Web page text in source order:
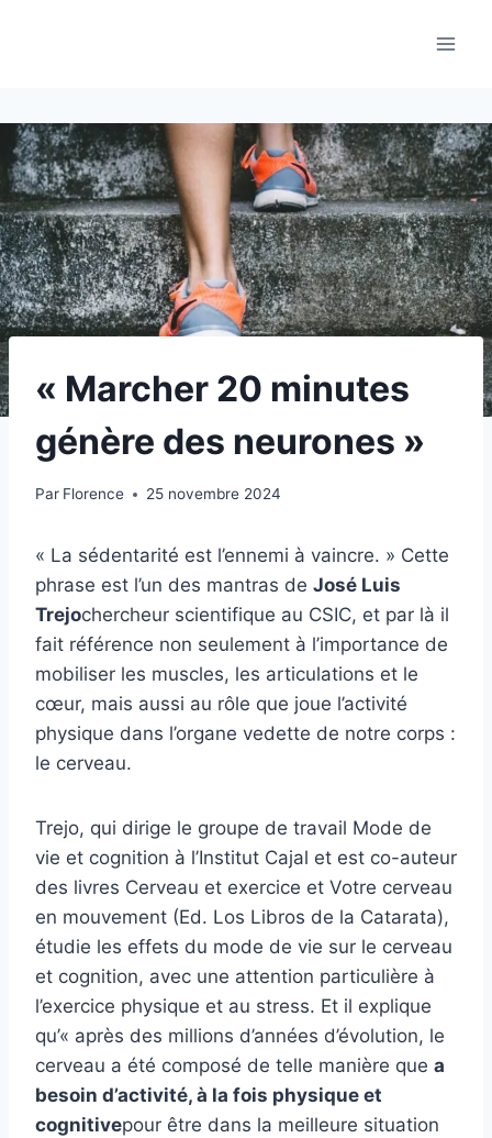
« Marcher 20 minutes
génère des neurones »
Par Florence 25 novembre 2024
« La sédentarité est l’ennemi à vaincre. » Cette
phrase est l’un des mantras de José Luis
Trejochercheur scientifique au CSIC, et par là il
fait référence non seulement à l’importance de
mobiliser les muscles, les articulations et le
cœur, mais aussi au rôle que joue l’activité
physique dans l’organe vedette de notre corps :
le cerveau.
Trejo, qui dirige le groupe de travail Mode de
vie et cognition à l’Institut Cajal et est co-auteur
des livres Cerveau et exercice et Votre cerveau
en mouvement (Ed. Los Libros de la Catarata),
étudie les effets du mode de vie sur le cerveau
et cognition, avec une attention particulière à
l’exercice physique et au stress. Et il explique
qu’« après des millions d’années d’évolution, le
cerveau a été composé de telle manière que a
besoin d’activité, à la fois physique et
cognitivepour être dans la meilleure situation